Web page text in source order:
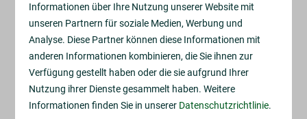
Ein Anwesen voller
Informationen über Ihre Nutzung unserer Website mit
unseren Partnern für soziale Medien, Werbung und
Analyse. Diese Partner können diese Informationen mit
anderen Informationen kombinieren, die Sie ihnen zur
Verfügung gestellt haben oder die sie aufgrund Ihrer
Nutzung ihrer Dienste gesammelt haben. Weitere
Informationen finden Sie in unserer Datenschutzrichtlinie.